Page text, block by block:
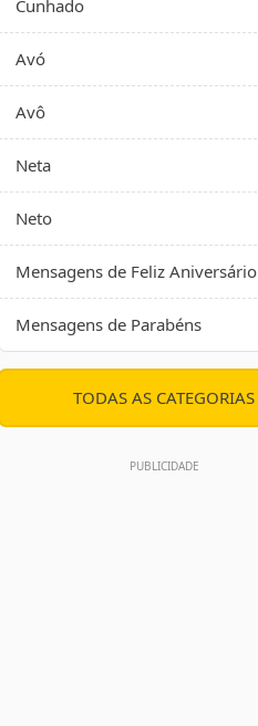
Cunhado
Avó
Avô
Neta
Neto
Mensagens de Feliz Aniversário
Mensagens de Parabéns
TODAS AS CATEGORIAS